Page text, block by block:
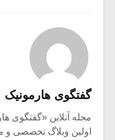
گفتگوی هارمونیک
اولین وبلاگ تخصصی و